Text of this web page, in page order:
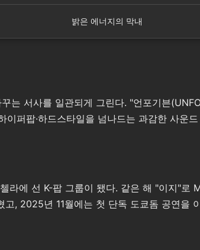
밝은 에너지의 막내
는 서사를 일관되게 그린다. "언포기븐
퍼팝·하드스타일을 넘나드는 과감한 사운
라에 선 K-팝 그룹이 됐다. 같은 해 "이지"
, 2025년 11월에는 첫 단독 도쿄돔 공연을